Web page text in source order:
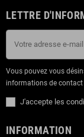
LETTRE
Vous pouvez vous
informations de
J'accepte les
INFORMATION